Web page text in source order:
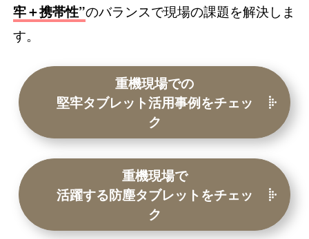
牢＋携帯性”のバランスで現場の課題を解決しま
す。
重機現場での
堅牢タブレット活用事例をチェッ
ク
重機現場で
活躍する防塵タブレットをチェッ
ク